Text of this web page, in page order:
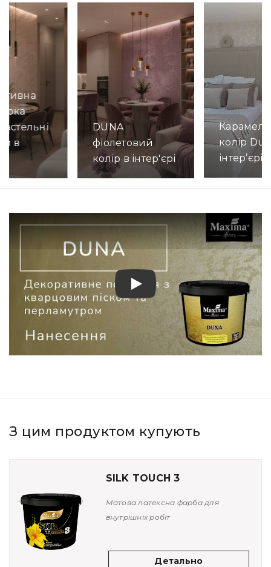
в
DUNA
фіолетовий
колір в інтер'єрі
колір
інтер’єрі
Play
З цим продуктом купують
SILK TOUCH 3
Матова латексна фарба для
внутрішніх робіт
Детально